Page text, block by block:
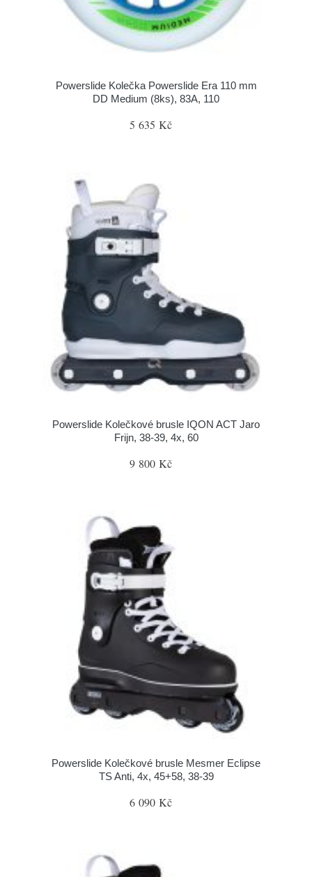
Powerslide Kolečka Powerslide Era 110 mm
DD Medium (8ks), 83A, 110
5 635 Kč
Powerslide Kolečkové brusle IQON ACT Jaro
Frijn, 38-39, 4x, 60
9 800 Kč
Powerslide Kolečkové brusle Mesmer Eclipse
TS Anti, 4x, 45+58, 38-39
6 090 Kč